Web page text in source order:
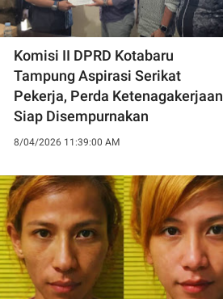
Komisi II DPRD Kotabaru
Tampung Aspirasi Serikat
Pekerja, Perda Ketenagakerjaan
Siap Disempurnakan
8/04/2026 11:39:00 AM